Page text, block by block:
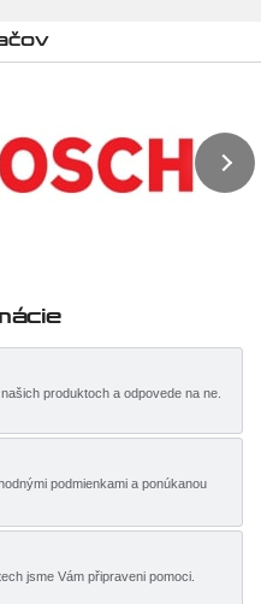
produktoch a odpovede na ne.
podmienkami a ponúkanou
jsme Vám připraveni pomoci.